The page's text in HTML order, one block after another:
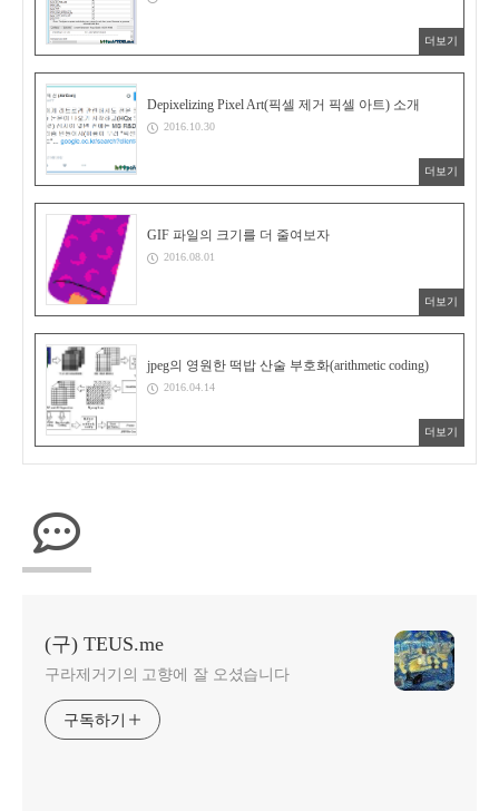
더보기
Depixelizing Pixel Art(픽셀 제거 픽셀 아트) 소개
2016.10.30
더보기
GIF 파일의 크기를 더 줄여보자
2016.08.01
더보기
jpeg의 영원한 떡밥 산술 부호화(arithmetic coding)
2016.04.14
더보기
(구) TEUS.me
구라제거기의 고향에 잘 오셨습니다
구독하기